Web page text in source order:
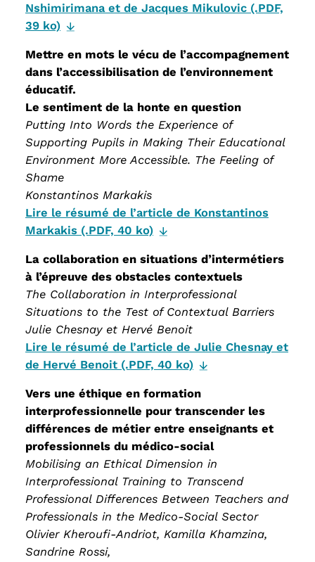
Nshimirimana et de Jacques Mikulovic (.PDF,
39 ko)
Mettre en mots le vécu de l’accompagnement
dans l’accessibilisation de l’environnement
éducatif.
Le sentiment de la honte en question
Putting Into Words the Experience of
Supporting Pupils in Making Their Educational
Environment More Accessible. The Feeling of
Shame
Konstantinos Markakis
Lire le résumé de l’article de Konstantinos
Markakis (.PDF, 40 ko)
La collaboration en situations d’intermétiers
à l’épreuve des obstacles contextuels
The Collaboration in Interprofessional
Situations to the Test of Contextual Barriers
Julie Chesnay et Hervé Benoit
Lire le résumé de l’article de Julie Chesnay et
de Hervé Benoit (.PDF, 40 ko)
Vers une éthique en formation
interprofessionnelle pour transcender les
différences de métier entre enseignants et
professionnels du médico-social
Mobilising an Ethical Dimension in
Interprofessional Training to Transcend
Professional Differences Between Teachers and
Professionals in the Medico-Social Sector
Olivier Kheroufi-Andriot, Kamilla Khamzina,
Sandrine Rossi,